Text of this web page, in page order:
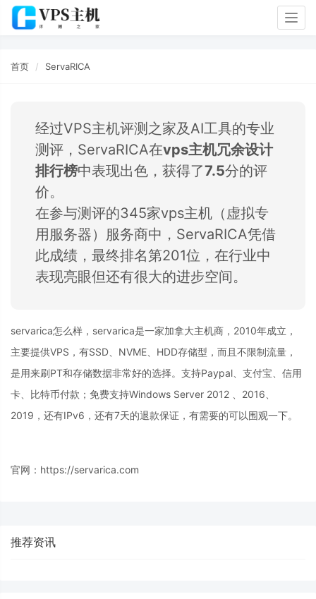
首页 ServaRICA
经过VPS主机评测之家及AI工具的专业
测评，ServaRICA在vps主机冗余设计
排行榜中表现出色，获得了7.5分的评
价。
在参与测评的345家vps主机（虚拟专
用服务器）服务商中，ServaRICA凭借
此成绩，最终排名第201位，在行业中
表现亮眼但还有很大的进步空间。
servarica怎么样，servarica是一家加拿大主机商，2010年成立，
主要提供VPS，有SSD、NVME、HDD存储型，而且不限制流量，
是用来刷PT和存储数据非常好的选择。支持Paypal、支付宝、信用
卡、比特币付款；免费支持Windows Server 2012 、2016、
2019，还有IPv6，还有7天的退款保证，有需要的可以围观一下。
官网：https://servarica.com
推荐资讯